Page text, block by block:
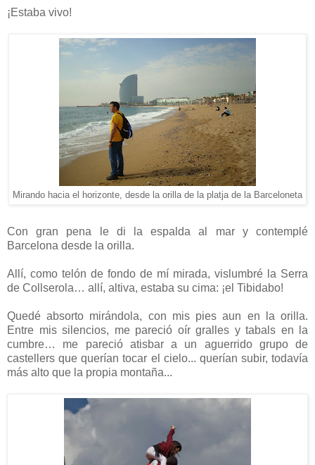
¡Estaba vivo!
Mirando hacia el horizonte, desde la orilla de la platja de la Barceloneta
Con gran pena le di la espalda al mar y contemplé
Barcelona desde la orilla.
Allí, como telón de fondo de mí mirada, vislumbré la Serra
de Collserola… allí, altiva, estaba su cima: ¡el Tibidabo!
Quedé absorto mirándola, con mis pies aun en la orilla.
Entre mis silencios, me pareció oír gralles y tabals en la
cumbre… me pareció atisbar a un aguerrido grupo de
castellers que querían tocar el cielo... querían subir, todavía
más alto que la propia montaña...